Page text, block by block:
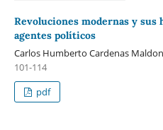
Revoluciones modernas y sus
agentes políticos
Carlos Humberto Cardenas
101-114
pdf